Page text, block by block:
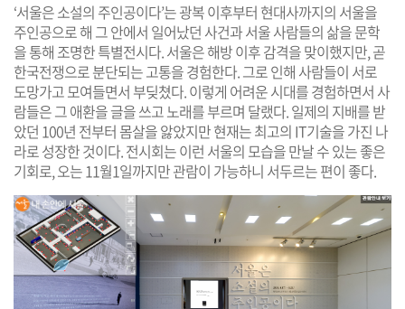
‘서울은 소설의 주인공이다’는 광복 이후부터 현대사까지의 서울을
주인공으로 해 그 안에서 일어났던 사건과 서울 사람들의 삶을 문학
을 통해 조명한 특별전시다. 서울은 해방 이후 감격을 맞이했지만, 곧
한국전쟁으로 분단되는 고통을 경험한다. 그로 인해 사람들이 서로
도망가고 모여들면서 부딪쳤다. 이렇게 어려운 시대를 경험하면서 사
람들은 그 애환을 글을 쓰고 노래를 부르며 달랬다. 일제의 지배를 받
았던 100년 전부터 몸살을 앓았지만 현재는 최고의 IT기술을 가진 나
라로 성장한 것이다. 전시회는 이런 서울의 모습을 만날 수 있는 좋은
기회로, 오는 11월1일까지만 관람이 가능하니 서두르는 편이 좋다.